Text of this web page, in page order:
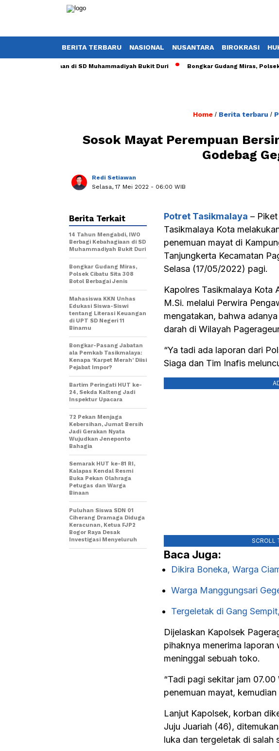
BERITA TERBARU NASIONAL NUSANTARA BIROKRASI
Kebahagiaan di SD Muhammadiyah Bukit Duri Bongkar Gudang Miras, Polsek
Home/ Berita terbaru /
Sosok Mayat Perempuan
Godebag
Redi Setiawan
Selasa, 17 Mei 2022 - 06:00 WIB
Potret Tasikmalaya –
Tasikmalaya Kota
penemuan mayat di
Tanjungkerta Kecamatan
Selasa (17/05/2022) pagi.
Kapolres Tasikmalaya Kota
M.Si. melalui Perwira
mengatakan, bahwa
darah di Wilayah
“Ya tadi ada laporan dari
Siaga dan Tim Inafis
SCROLL
Baca Juga:
Dikira Boneka, Warga
Warga Manggungsari
Tergeletak di Gang
Dijelaskan Kapolsek
pihaknya menerima laporan
meninggal sebuah toko.
“Tadi pagi sekitar jam
penemuan mayat,
Lanjut Kapolsek, korban
Juju Juariah (46),
luka dan tergeletak di salah
Berita Terkait
14 Tahun Mengabdi, IWO
Berbagi Kebahagiaan di SD
Muhammadiyah Bukit Duri
Bongkar Gudang Miras,
Polsek Cibatu Sita 308
Botol Berbagai Jenis
Mahasiswa KKN Unhas
Edukasi Siswa-Siswi
tentang Literasi Keuangan
di UPT SD Negeri 11
Binamu
Bongkar-Pasang Jabatan
ala Pemkab Tasikmalaya:
Kenapa ‘Karpet Merah’ Diisi
Pejabat Impor?
Bartim Peringati HUT ke-
24, Sekda Kalteng Jadi
Inspektur Upacara
72 Pekan Menjaga
Kebersihan, Jumat Bersih
Jadi Gerakan Nyata
Wujudkan Jeneponto
Bahagia
Semarak HUT ke-81 RI,
Kalapas Kendal Resmi
Buka Pekan Olahraga
Petugas dan Warga
Binaan
Puluhan Siswa SDN 01
Ciherang Dramaga Diduga
Keracunan, Ketua FJP2
Bogor Raya Desak
Investigasi Menyeluruh